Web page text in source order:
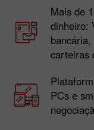
Mais de
dinheiro:
carteiras
PCs e